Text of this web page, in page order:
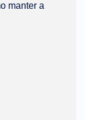
manter a